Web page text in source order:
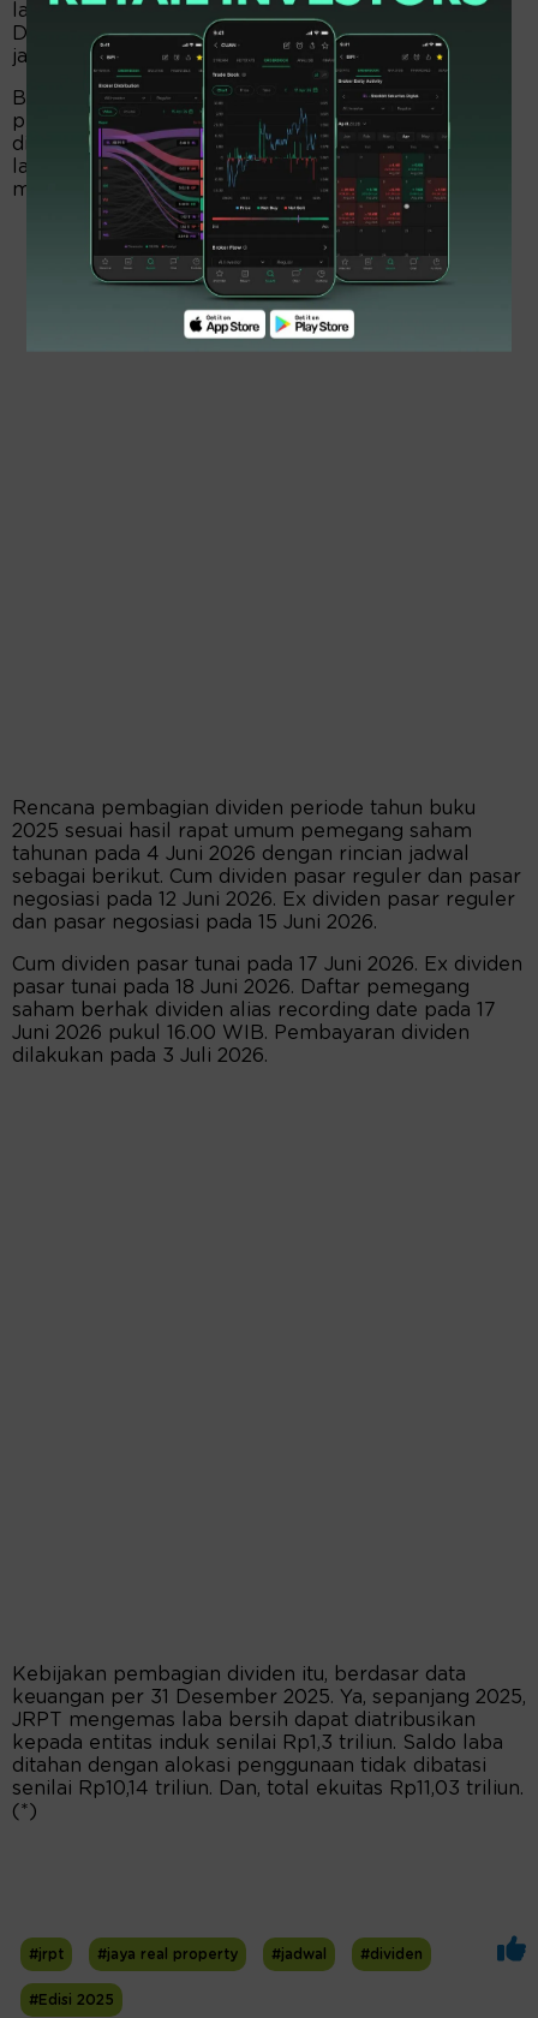
laba bersih tahun buku 2025 senilai Rp1,3 triliun.
Dengan demikian, para pemodal akan mendapat
jatah dividen Rp31 per eksemplar.
Berdasar data perdagangan saham perseroan
periode 8 Juni 2026 di posisi Rp1.080, maka yield
dividen JRPT sekitar 2,87 persen. Selanjutnya, sisa
laba bersih sekitar 69,29 persen setara Rp902,92
miliar dicatat sebagai laba ditahan.
Rencana pembagian dividen periode tahun buku
2025 sesuai hasil rapat umum pemegang saham
tahunan pada 4 Juni 2026 dengan rincian jadwal
sebagai berikut. Cum dividen pasar reguler dan pasar
negosiasi pada 12 Juni 2026. Ex dividen pasar reguler
dan pasar negosiasi pada 15 Juni 2026.
Cum dividen pasar tunai pada 17 Juni 2026. Ex dividen
pasar tunai pada 18 Juni 2026. Daftar pemegang
saham berhak dividen alias recording date pada 17
Juni 2026 pukul 16.00 WIB. Pembayaran dividen
dilakukan pada 3 Juli 2026.
Kebijakan pembagian dividen itu, berdasar data
keuangan per 31 Desember 2025. Ya, sepanjang 2025,
JRPT mengemas laba bersih dapat diatribusikan
kepada entitas induk senilai Rp1,3 triliun. Saldo laba
ditahan dengan alokasi penggunaan tidak dibatasi
senilai Rp10,14 triliun. Dan, total ekuitas Rp11,03 triliun.
(*)
#jrpt #jaya real property #jadwal #dividen
#Edisi 2025